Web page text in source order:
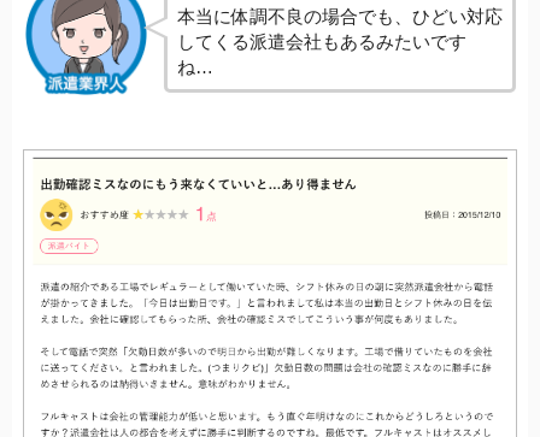
本当に体調不良の場合でも、ひどい対応
してくる派遣会社もあるみたいです
ね…